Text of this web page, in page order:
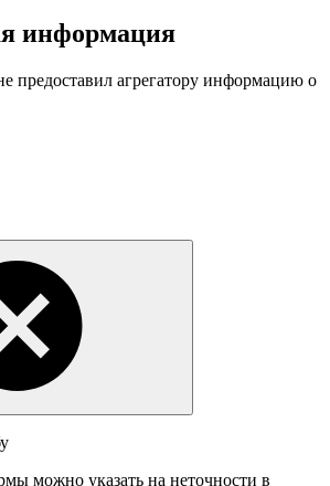
информация
предоставил агрегатору информацию о
можно указать на неточности в